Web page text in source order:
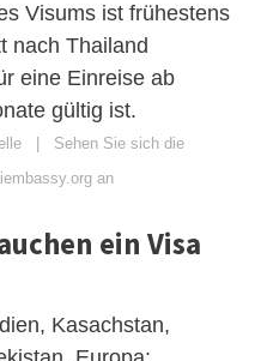
Visums ist frühestens
nach Thailand
eine Einreise ab
gültig ist.
Sehen Sie sich die
an
ein Visa
Kasachstan,